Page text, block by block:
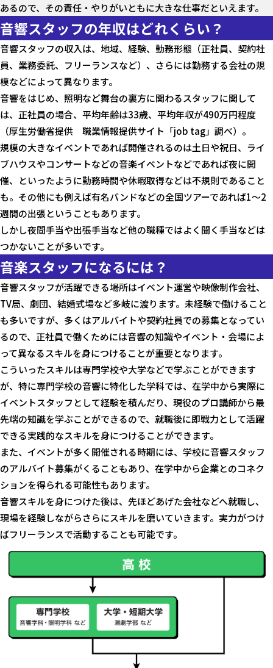
あるので、その責任・やりがいともに大きな仕事だといえます。
音響スタッフの年収はどれくらい？
音響スタッフの収入は、地域、経験、勤務形態（正社員、契約社
員、業務委託、フリーランスなど）、さらには勤務する会社の規
模などによって異なります。
音響をはじめ、照明など舞台の裏方に関わるスタッフに関して
は、正社員の場合、平均年齢は33歳、平均年収が490万円程度
（厚生労働省提供 職業情報提供サイト「job tag」調べ）。
規模の大きなイベントであれば開催されるのは土日や祝日、ライ
ブハウスやコンサートなどの音楽イベントなどであれば夜に開
催、といったように勤務時間や休暇取得などは不規則であること
も。その他にも例えば有名バンドなどの全国ツアーであれば1〜2
週間の出張ということもあります。
しかし夜間手当や出張手当など他の職種ではよく聞く手当などは
つかないことが多いです。
音楽スタッフになるには？
音響スタッフが活躍できる場所はイベント運営や映像制作会社、
TV局、劇団、結婚式場など多岐に渡ります。未経験で働けること
も多いですが、多くはアルバイトや契約社員での募集となってい
るので、正社員で働くためには音響の知識やイベント・会場によ
って異なるスキルを身につけることが重要となります。
こういったスキルは専門学校や大学などで学ぶことができます
が、特に専門学校の音響に特化した学科では、在学中から実際に
イベントスタッフとして経験を積んだり、現役のプロ講師から最
先端の知識を学ぶことができるので、就職後に即戦力として活躍
できる実践的なスキルを身につけることができます。
また、イベントが多く開催される時期には、学校に音響スタッフ
のアルバイト募集がくることもあり、在学中から企業とのコネク
ションを得られる可能性もあります。
音響スキルを身につけた後は、先ほどあげた会社などへ就職し、
現場を経験しながらさらにスキルを磨いていきます。実力がつけ
ばフリーランスで活動することも可能です。